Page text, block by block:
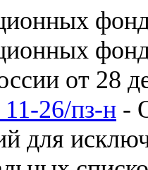
от 28
26/пз-н -
для